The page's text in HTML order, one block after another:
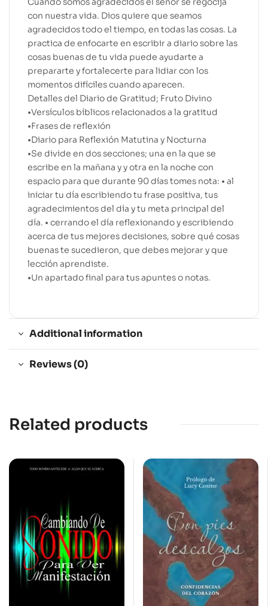
con nuestra vida. Dios quiere que seamos
agradecidos todo el tiempo, en todas las cosas. La
practica de enfocarte en escribir a diario sobre las
cosas buenas de tu vida puede ayudarte a
prepararte y fortalecerte para lidiar con los
momentos difíciles cuando aparecen.
Detalles del Diario de Gratitud; Fruto Divino
•Versículos bíblicos relacionados a la gratitud
•Frases de reflexión
•Diario para Reflexión Matutina y Nocturna
•Se divide en dos secciones; una en la que se
escribe en la mañana y y otra en la noche con
espacio para que durante 90 días tomes nota: • al
iniciar tu día escribiendo tu frase positiva, tus
agradecimientos del día y tu meta principal del
día. • cerrando el día reflexionando y escribiendo
acerca de tus mejores decisiones, sobre qué cosas
buenas te sucedieron, que debes mejorar y que
lección aprendiste.
•Un apartado final para tus apuntes o notas.
Additional information
Reviews (0)
Related products